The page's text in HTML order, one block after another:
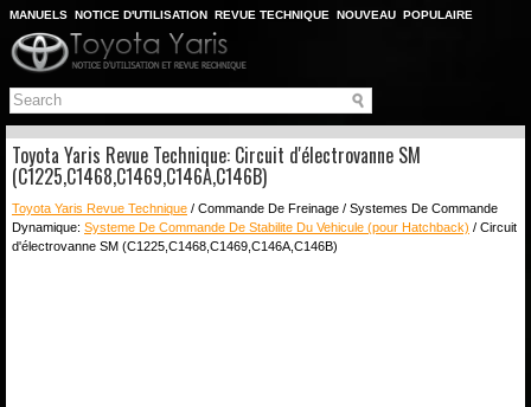
MANUELS NOTICE D'UTILISATION REVUE TECHNIQUE NOUVEAU POPULAIRE
PLAN DU SITE
CHERCHER
Toyota Yaris Revue Technique: Circuit d'électrovanne SM
(C1225,C1468,C1469,C146A,C146B)
Toyota Yaris Revue Technique / Commande De Freinage / Systemes De Commande
Dynamique: Systeme De Commande De Stabilite Du Vehicule (pour Hatchback) / Circuit
d'électrovanne SM (C1225,C1468,C1469,C146A,C146B)